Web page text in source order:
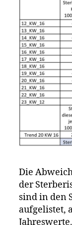
Die
der
sind in den
aufgelistet,